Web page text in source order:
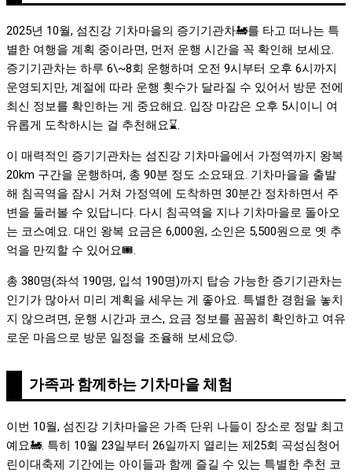
2025년 10월, 섬진강 기차마을의 증기기관차🚂를 타고 떠나는 특
별한 여행을 계획 중이라면, 먼저 운행 시간을 꼭 확인해 보세요.
증기기관차는 하루 6\~8회 운행하며 오전 9시부터 오후 6시까지
운영되지만, 계절에 따라 운행 횟수가 달라질 수 있어서 방문 전에
최신 정보를 확인하는 게 중요해요. 입장 마감은 오후 5시이니 여
유롭게 도착하시는 걸 추천해요⌛.
이 매력적인 증기기관차는 섬진강 기차마을에서 가정역까지 왕복
20km 구간을 운행하며, 총 90분 정도 소요돼요. 기차마을을 출발
해 침곡역을 잠시 거쳐 가정역에 도착하면 30분간 정차하면서 주
변을 둘러볼 수 있답니다. 다시 침곡역을 지나 기차마을로 돌아오
는 코스예요. 대인 왕복 요금은 6,000원, 소인은 5,500원으로 옛 추
억을 만끽할 수 있어요🎟️.
총 380명(좌석 190명, 입석 190명)까지 탑승 가능한 증기기관차는
인기가 많아서 미리 계획을 세우는 게 좋아요. 특별한 경험을 놓치
지 않으려면, 운행 시간과 코스, 요금 정보를 꼼꼼히 확인하고 여유
로운 마음으로 방문 일정을 조율해 보세요😊.
가족과 함께하는 기차마을 체험
이번 10월, 섬진강 기차마을은 가족 단위 나들이 장소로 정말 최고
예요🚂. 특히 10월 23일부터 26일까지 열리는 제25회 곡성심청어
린이대축제 기간에는 아이들과 함께 즐길 수 있는 특별한 추천 코